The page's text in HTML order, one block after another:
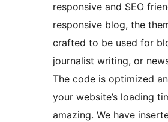
responsive and SEO
responsive blog, the
crafted to be used for
journalist writing, or
The code is optimized
your website’s loading
amazing. We have